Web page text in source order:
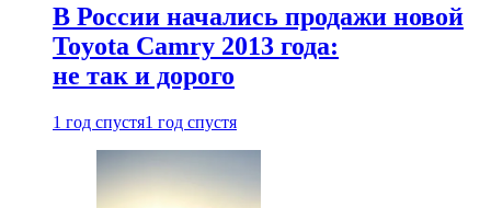
В России начались продажи новой
Toyota Camry 2013 года:
не так и дорого
1 год спустя1 год спустя